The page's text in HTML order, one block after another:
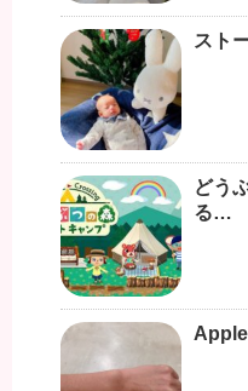
スト
どう
る…
Apple